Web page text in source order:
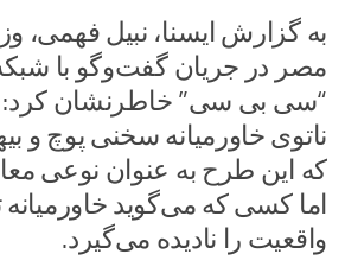
به گزارش ایسنا، نبیل فهمی،
مصر در جریان گفت‌وگو با
“سی بی سی” خاطرنشان
ناتوی خاورمیانه سخنی پوچ و
که این طرح به عنوان نوعی
اما کسی که می‌گوید خاورمیانه
واقعیت را نادیده می‌گیرد.